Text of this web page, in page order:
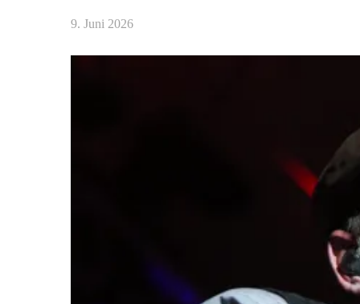
9. Juni 2026